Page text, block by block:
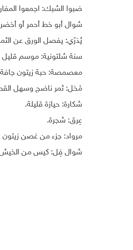
ضبوا الشبك: اجمعوا
شوال أبو خط أحمر أو أخضر أو
يُذرّي: يفصل الورق عن
سنة شلتونية: موسم قليل
معصمصة: حبة زيتون
مْخل: ثمر ناضج وسهل
شكارة: حيازة قليلة.
عِرق: شجرة.
مرواد: جزء من غصن
شوال فِل: كيس من